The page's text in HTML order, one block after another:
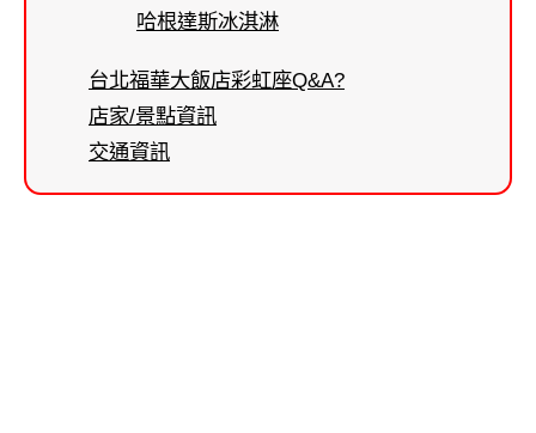
哈根達斯冰淇淋
台北福華大飯店彩虹座Q&A?
店家/景點資訊
交通資訊